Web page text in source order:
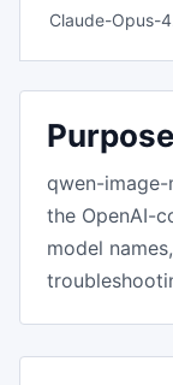
Claude-Opus-
Purpose
qwen-
the OpenAI-
model